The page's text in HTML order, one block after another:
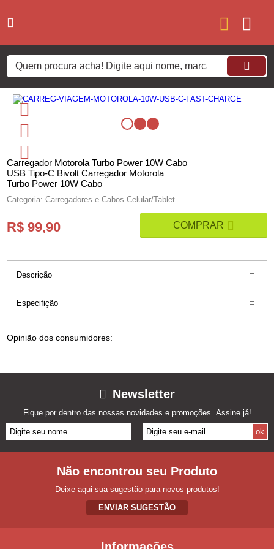
Carregador Motorola Turbo Power 10W Cabo
USB Tipo-C Bivolt Carregador Motorola
Turbo Power 10W Cabo
Categoria: Carregadores e Cabos Celular/Tablet
R$ 99,90
Descrição
Especifição
Opinião dos consumidores:
Newsletter
Fique por dentro das nossas novidades e promoções. Assine já!
Não encontrou seu Produto
Deixe aqui sua sugestão para novos produtos!
ENVIAR SUGESTÃO